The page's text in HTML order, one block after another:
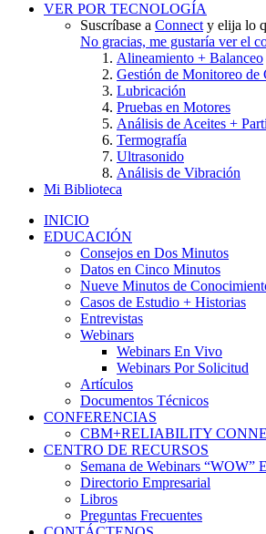
VER POR TECNOLOGÍA
Suscríbase a Connect y elija lo
No gracias, me gustaría ver el
Alineamiento + Balanceo
Gestión de Monitoreo
Lubricación
Pruebas en Motores
Análisis de Aceites +
Termografía
Ultrasonido
Análisis de Vibración
Mi Biblioteca
INICIO
EDUCACIÓN
Consejos en Dos Minutos
Datos en Cinco Minutos
Nueve Minutos de
Casos de Estudio + Historias
Entrevistas
Webinars
Webinars En Vivo
Webinars Por Solicitud
Artículos
Documentos Técnicos
CONFERENCIAS
CBM+RELIABILITY
CENTRO DE RECURSOS
Semana de Webinars “WOW”
Directorio Empresarial
Libros
Preguntas Frecuentes